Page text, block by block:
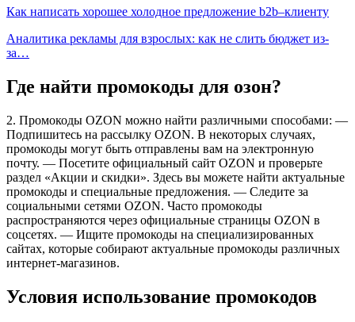
Как написать хорошее холодное предложение b2b–клиенту
Аналитика рекламы для взрослых: как не слить бюджет из-
за…
Где найти промокоды для озон?
2. Промокоды OZON можно найти различными способами: —
Подпишитесь на рассылку OZON. В некоторых случаях,
промокоды могут быть отправлены вам на электронную
почту. — Посетите официальный сайт OZON и проверьте
раздел «Акции и скидки». Здесь вы можете найти актуальные
промокоды и специальные предложения. — Следите за
социальными сетями OZON. Часто промокоды
распространяются через официальные страницы OZON в
соцсетях. — Ищите промокоды на специализированных
сайтах, которые собирают актуальные промокоды различных
интернет-магазинов.
Условия использование промокодов